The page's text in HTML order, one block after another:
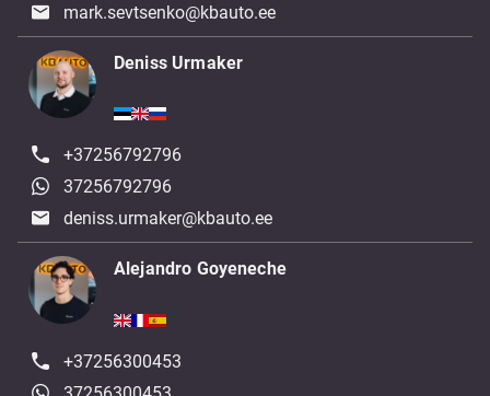
mark.sevtsenko@kbauto.ee
Deniss Urmaker
+37256792796
37256792796
deniss.urmaker@kbauto.ee
Alejandro Goyeneche
+37256300453